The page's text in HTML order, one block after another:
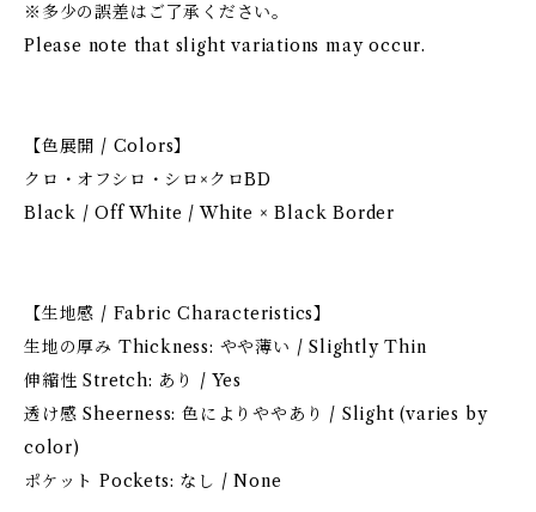
※多少の誤差はご了承ください。
Please note that slight variations may occur.
【色展開 / Colors】
クロ・オフシロ・シロ×クロBD
Black / Off White / White × Black Border
【生地感 / Fabric Characteristics】
生地の厚み Thickness: やや薄い / Slightly Thin
伸縮性 Stretch: あり / Yes
透け感 Sheerness: 色によりややあり / Slight (varies by
color)
ポケット Pockets: なし / None